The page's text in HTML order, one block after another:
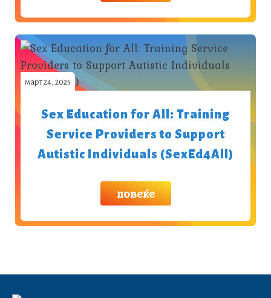
март 24, 2025
Sex Education for All: Training
Service Providers to Support
Autistic Individuals (SexEd4All)
повеќе